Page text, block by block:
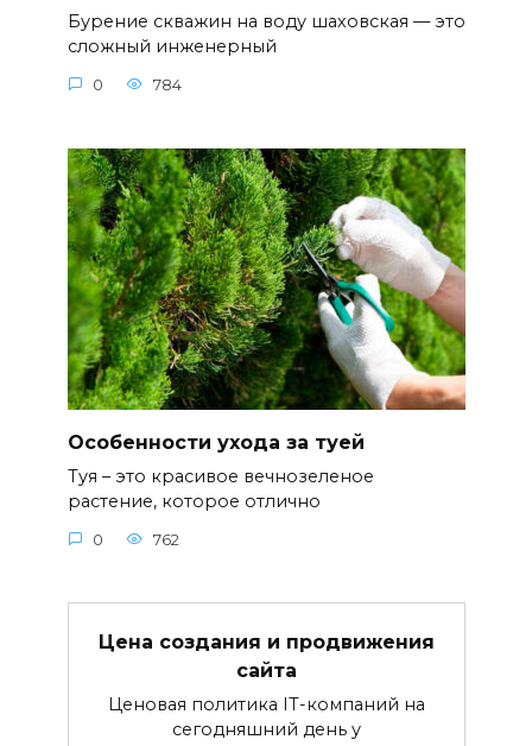
Бурение скважин на воду шаховская — это
сложный инженерный
0 784
Особенности ухода за туей
Туя – это красивое вечнозеленое
растение, которое отлично
0 762
Цена создания и продвижения
сайта
Ценовая политика IT-компаний на
сегодняшний день у